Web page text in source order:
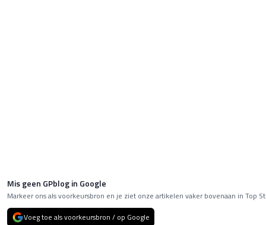
Mis geen GPblog in Google
Markeer ons als voorkeursbron en je ziet onze artikelen vaker bovenaan in Top
Voeg toe als voorkeursbron / op Google